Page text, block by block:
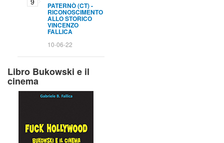
PATERNÒ (CT) -
RICONOSCIMENTO
ALLO STORICO
VINCENZO
FALLICA
10-06-22
Libro Bukowski e il
cinema